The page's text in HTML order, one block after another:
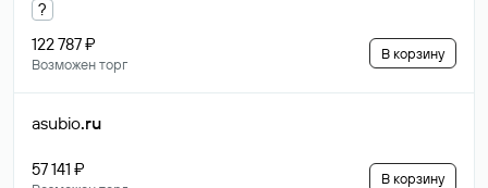
?
122 787 ₽
Возможен торг
В корзину
asubio.ru
57 141 ₽ В корзину